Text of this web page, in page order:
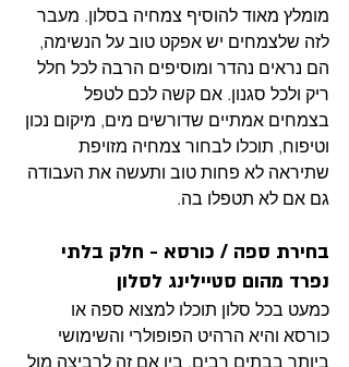
מומלץ מאוד להוסיף צמחיה בסלון. מעבר
לזה שלצמחים יש אפקט טוב על הנשימה,
הם נראים נהדר ומוסיפים הרבה לכל חלל
ריק ולכל סגנון. אם קשה לכם לטפל
בצמחים אמתיים שדורשים מים, מיקום נכון
וטיפוח, תוכלו לבחור צמחיה מזויפת
שתיראה לא פחות טוב ותעשה את העבודה
גם אם לא תטפלו בה.
בחירת ספה / כורסא - חלק בלתי
נפרד מהום סטיילינג לסלון
כמעט בכל סלון תוכלו למצוא ספה או
כורסא והיא הרהיט הפופולרי והשימושי
ביותר בבתים רבים. בין אם זה לרביצה מול